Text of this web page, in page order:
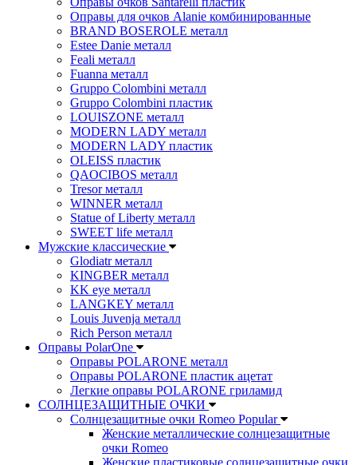
Оправы для очков Alanie комбинированные
BRAND BOSEROLE металл
Estee Danie металл
Feali металл
Fuanna металл
Gruppo Colombini металл
Gruppo Colombini пластик
LOUISZONE металл
MODERN LADY металл
MODERN LADY пластик
OLEISS пластик
QAOCIBOS металл
Tresor металл
WINNER металл
Statue of Liberty металл
SWEET life металл
Мужские классические
Glodiatr металл
KINGBER металл
KK eye металл
LANGKEY металл
Louis Juvenja металл
Rich Person металл
Оправы PolarOne
Оправы POLARONE металл
Оправы POLARONE пластик ацетат
Легкие оправы POLARONE гриламид
СОЛНЦЕЗАЩИТНЫЕ ОЧКИ
Солнцезащитные очки Romeo Popular
Женские металлические солнцезащитные
очки Romeo
Женские пластиковые солнцезащитные очки